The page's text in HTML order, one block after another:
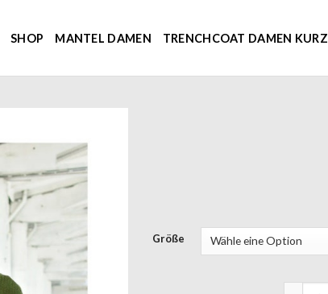
SHOP MANTEL DAMEN TRENCHCOAT DAMEN KURZ
Größe